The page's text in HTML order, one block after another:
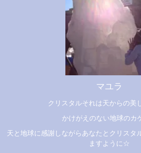
マユラ
クリスタルそれは天からの美
かけがえのない地球のカ
天と地球に感謝しながらあなたとクリスタ
ますように☆